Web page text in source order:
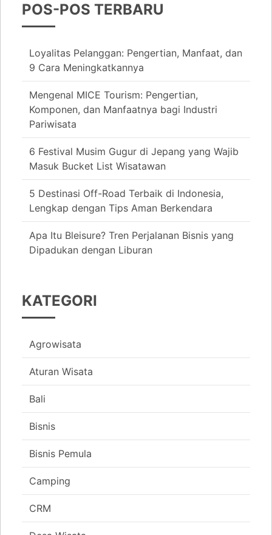
POS-POS TERBARU
Loyalitas Pelanggan: Pengertian, Manfaat, dan
9 Cara Meningkatkannya
Mengenal MICE Tourism: Pengertian,
Komponen, dan Manfaatnya bagi Industri
Pariwisata
6 Festival Musim Gugur di Jepang yang Wajib
Masuk Bucket List Wisatawan
5 Destinasi Off-Road Terbaik di Indonesia,
Lengkap dengan Tips Aman Berkendara
Apa Itu Bleisure? Tren Perjalanan Bisnis yang
Dipadukan dengan Liburan
KATEGORI
Agrowisata
Aturan Wisata
Bali
Bisnis
Bisnis Pemula
Camping
CRM